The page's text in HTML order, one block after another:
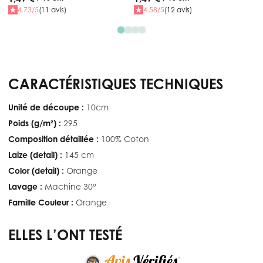
4.73/5(11 avis)
4.58/5(12 avis)
CARACTÉRISTIQUES TECHNIQUES
Unité de découpe : 10cm
Poids (g/m²) : 295
Composition détaillée : 100% Coton
Laize (detail) : 145 cm
Color (detail) : Orange
Lavage : Machine 30°
Famille Couleur : Orange
ELLES L’ONT TESTÉ